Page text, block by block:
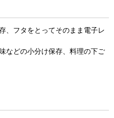
、フタをとってそのまま電子レ
などの小分け保存、料理の下ご